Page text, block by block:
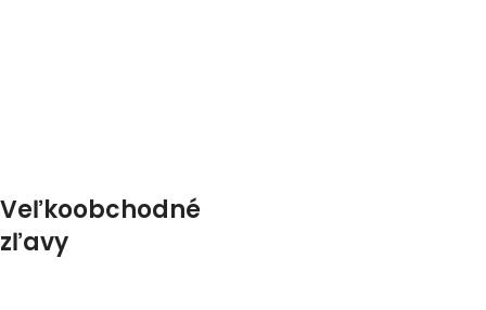
Veľkoobchodné
zľavy